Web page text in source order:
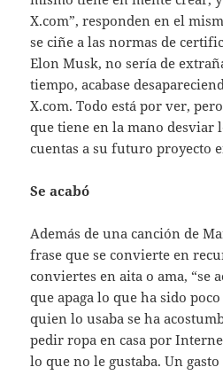
X.com”, responden en el
se ciñe a las normas de
Elon Musk, no sería de
tiempo, acabase
X.com. Todo está por ver,
que tiene en la mano desviar
cuentas a su futuro proyecto
Se acabó
Además de una canción de
frase que se convierte en
conviertes en aita o ama, “se
que apaga lo que ha sido
quien lo usaba se ha
pedir ropa en casa por
lo que no le gustaba. Un